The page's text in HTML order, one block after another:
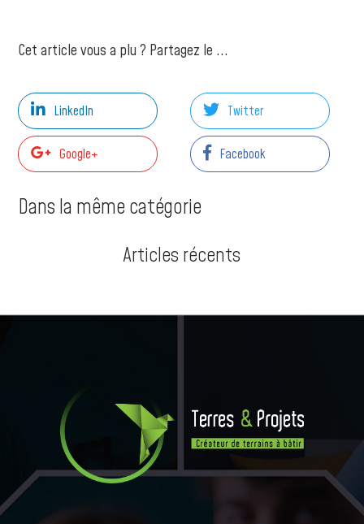
Cet article vous a plu ? Partagez le ...
LinkedIn Twitter
Google+ Facebook
Dans la même catégorie
Articles récents